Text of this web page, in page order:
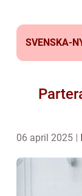
SVENSKA-
06 april 2025